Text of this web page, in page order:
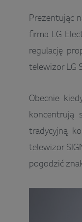
Prezentując
firma LG
regulację
telewizor LG
Obecnie
koncentrują
tradycyjną
telewizor
pogodzić